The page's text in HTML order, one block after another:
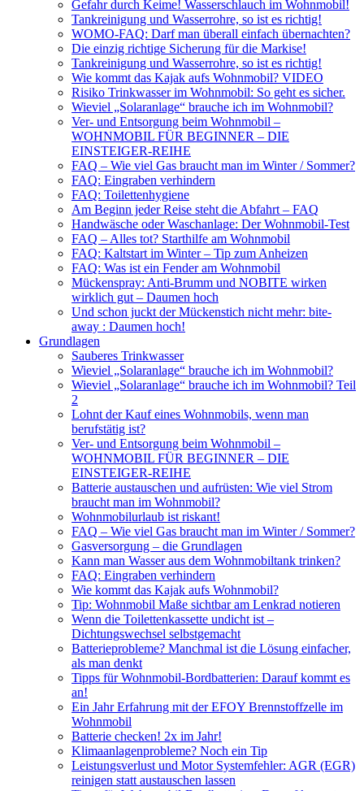
Gefahr durch Keime! Wasserschlauch im Wohnmobil!
Tankreinigung und Wasserrohre, so ist es richtig!
WOMO-FAQ: Darf man überall einfach übernachten?
Die einzig richtige Sicherung für die Markise!
Tankreinigung und Wasserrohre, so ist es richtig!
Wie kommt das Kajak aufs Wohnmobil? VIDEO
Risiko Trinkwasser im Wohnmobil: So geht es sicher.
Wieviel „Solaranlage“ brauche ich im Wohnmobil?
Ver- und Entsorgung beim Wohnmobil –
WOHNMOBIL FÜR BEGINNER – DIE
EINSTEIGER-REIHE
FAQ – Wie viel Gas braucht man im Winter / Sommer?
FAQ: Eingraben verhindern
FAQ: Toilettenhygiene
Am Beginn jeder Reise steht die Abfahrt – FAQ
Handwäsche oder Waschanlage: Der Wohnmobil-Test
FAQ – Alles tot? Starthilfe am Wohnmobil
FAQ: Kaltstart im Winter – Tip zum Anheizen
FAQ: Was ist ein Fender am Wohnmobil
Mückenspray: Anti-Brumm und NOBITE wirken
wirklich gut – Daumen hoch
Und schon juckt der Mückenstich nicht mehr: bite-
away : Daumen hoch!
Grundlagen
Sauberes Trinkwasser
Wieviel „Solaranlage“ brauche ich im Wohnmobil?
Wieviel „Solaranlage“ brauche ich im Wohnmobil? Teil
2
Lohnt der Kauf eines Wohnmobils, wenn man
berufstätig ist?
Ver- und Entsorgung beim Wohnmobil –
WOHNMOBIL FÜR BEGINNER – DIE
EINSTEIGER-REIHE
Batterie austauschen und aufrüsten: Wie viel Strom
braucht man im Wohnmobil?
Wohnmobilurlaub ist riskant!
FAQ – Wie viel Gas braucht man im Winter / Sommer?
Gasversorgung – die Grundlagen
Kann man Wasser aus dem Wohnmobiltank trinken?
FAQ: Eingraben verhindern
Wie kommt das Kajak aufs Wohnmobil?
Tip: Wohnmobil Maße sichtbar am Lenkrad notieren
Wenn die Toilettenkassette undicht ist –
Dichtungswechsel selbstgemacht
Batterieprobleme? Manchmal ist die Lösung einfacher,
als man denkt
Tipps für Wohnmobil-Bordbatterien: Darauf kommt es
an!
Ein Jahr Erfahrung mit der EFOY Brennstoffzelle im
Wohnmobil
Batterie checken! 2x im Jahr!
Klimaanlagenprobleme? Noch ein Tip
Leistungsverlust und Motor Systemfehler: AGR (EGR)
reinigen statt austauschen lassen